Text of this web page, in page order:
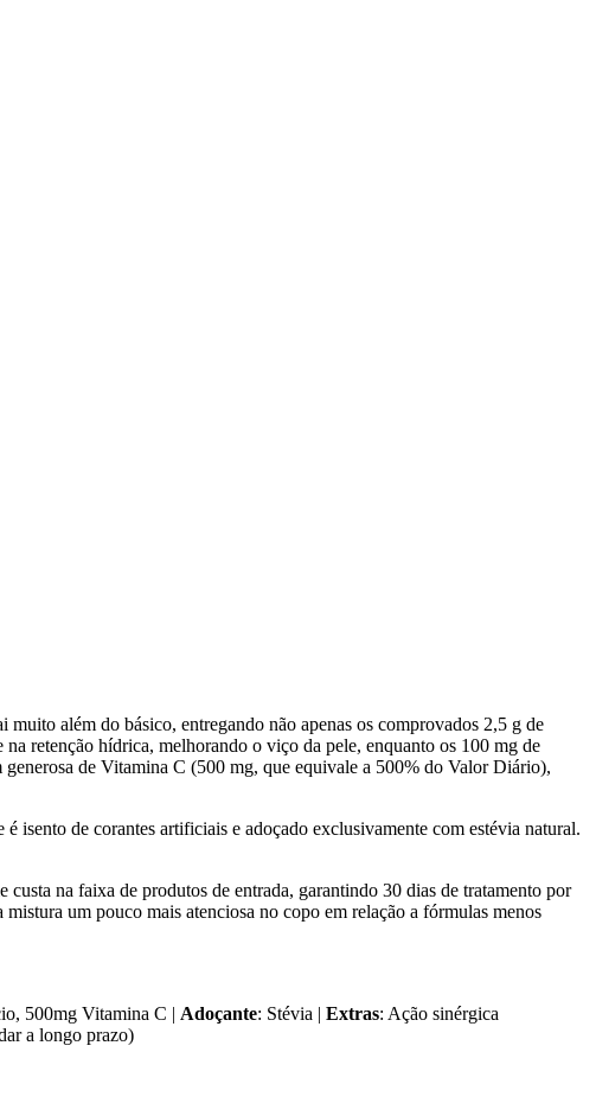
além do básico, entregando não apenas os comprovados 2,5 g de
retenção hídrica, melhorando o viço da pele, enquanto os 100 mg de
de Vitamina C (500 mg, que equivale a 500% do Valor Diário),
isento de corantes artificiais e adoçado exclusivamente com estévia natural.
na faixa de produtos de entrada, garantindo 30 dias de tratamento por
um pouco mais atenciosa no copo em relação a fórmulas menos
500mg Vitamina C | Adoçante: Stévia | Extras: Ação sinérgica
a longo prazo)